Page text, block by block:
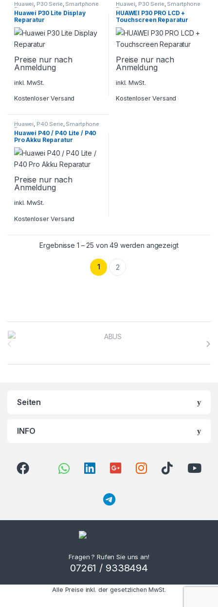
Huawei, P30 Serie, Smartphone
Reparatur
Huawei P30 Lite Display
Reparatur
Preise nur nach
Anmeldung
inkl. MwSt.
Kostenloser Versand
Huawei, P30 Serie, Smartphone
Reparatur
HUAWEI P30 PRO LCD +
Touchscreen Reparatur
Preise nur nach
Anmeldung
inkl. MwSt.
Kostenloser Versand
Huawei, P40 Serie, Smartphone
Reparatur
Huawei P40 / P40 Lite / P40
Pro Akku Reparatur
Preise nur nach
Anmeldung
inkl. MwSt.
Kostenloser Versand
Ergebnisse 1 – 25 von 49 werden angezeigt
1 2
Brands Carousel
Seiten
INFO
Fragen ? Rufen Sie uns an!
07261 / 9338494
Alle Preise inkl. der gesetzlichen MwSt.